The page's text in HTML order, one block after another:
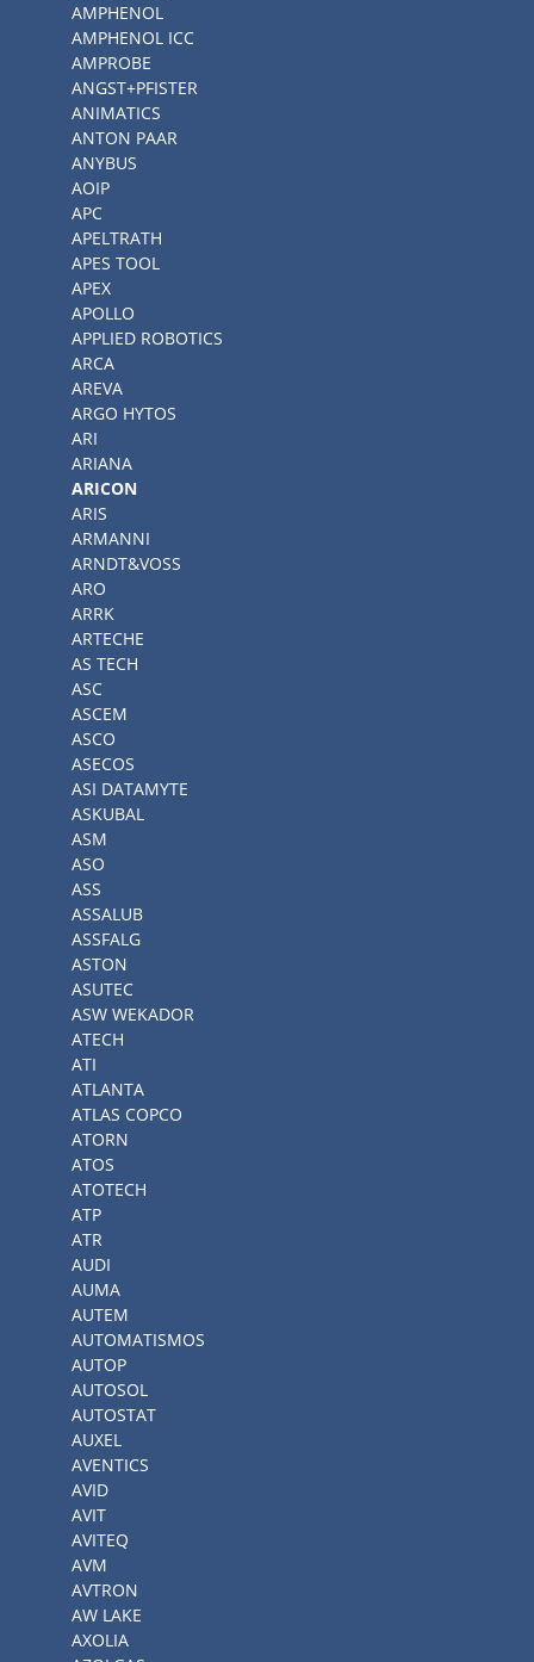
AMPHENOL
AMPHENOL ICC
AMPROBE
ANGST+PFISTER
ANIMATICS
ANTON PAAR
ANYBUS
AOIP
APC
APELTRATH
APES TOOL
APEX
APOLLO
APPLIED ROBOTICS
ARCA
AREVA
ARGO HYTOS
ARI
ARIANA
ARICON
ARIS
ARMANNI
ARNDT&VOSS
ARO
ARRK
ARTECHE
AS TECH
ASC
ASCEM
ASCO
ASECOS
ASI DATAMYTE
ASKUBAL
ASM
ASO
ASS
ASSALUB
ASSFALG
ASTON
ASUTEC
ASW WEKADOR
ATECH
ATI
ATLANTA
ATLAS COPCO
ATORN
ATOS
ATOTECH
ATP
ATR
AUDI
AUMA
AUTEM
AUTOMATISMOS
AUTOP
AUTOSOL
AUTOSTAT
AUXEL
AVENTICS
AVID
AVIT
AVITEQ
AVM
AVTRON
AW LAKE
AXOLIA